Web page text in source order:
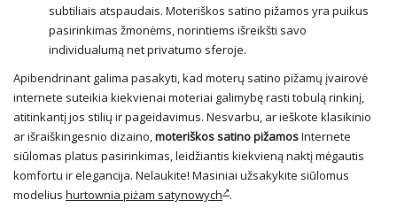
subtiliais atspaudais. Moteriškos satino pižamos yra puikus
pasirinkimas žmonėms, norintiems išreikšti savo
individualumą net privatumo sferoje.
Apibendrinant galima pasakyti, kad moterų satino pižamų įvairovė
internete suteikia kiekvienai moteriai galimybę rasti tobulą rinkinį,
atitinkantį jos stilių ir pageidavimus. Nesvarbu, ar ieškote klasikinio
ar išraiškingesnio dizaino,moteriškos satino pižamosInternete
siūlomas platus pasirinkimas, leidžiantis kiekvieną naktį mėgautis
komfortu ir elegancija. Nelaukite! Masiniai užsakykite siūlomus
modelius hurtownia piżam satynowych .